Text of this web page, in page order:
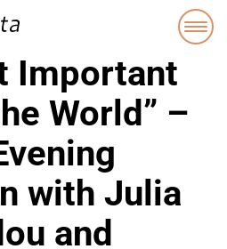
Important
World” –
with Julia
and